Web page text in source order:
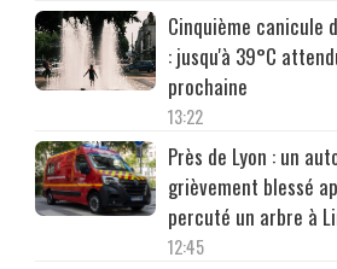
Cinquième canicule
: jusqu'à 39°C
prochaine
13:22
Près de Lyon : un
grièvement blessé
percuté un arbre à
12:45